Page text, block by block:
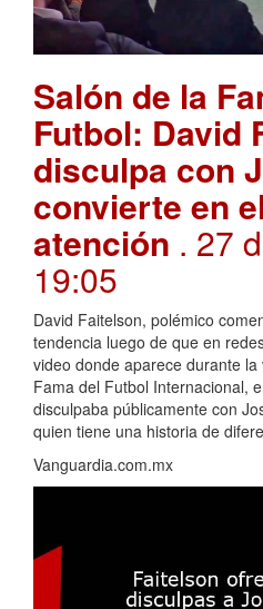
Salón de la
Futbol: David
disculpa con
convierte en
atención . 27
19:05
David Faitelson, polémico
tendencia luego de que en
video donde aparece durante
Fama del Futbol Internacional,
disculpaba públicamente con
quien tiene una historia de
Vanguardia.com.mx